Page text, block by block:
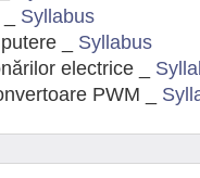
Syllabus
_ Syllabus
electrice _
PWM _